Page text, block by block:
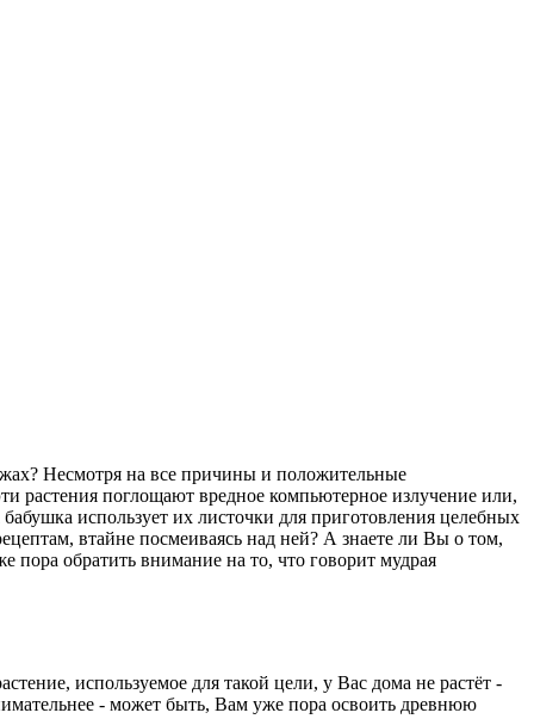
Несмотря на все причины и положительные
растения поглощают вредное компьютерное излучение или,
использует их листочки для приготовления целебных
втайне посмеиваясь над ней? А знаете ли Вы о том,
пора обратить внимание на то, что говорит мудрая
используемое для такой цели, у Вас дома не растёт -
- может быть, Вам уже пора освоить древнюю